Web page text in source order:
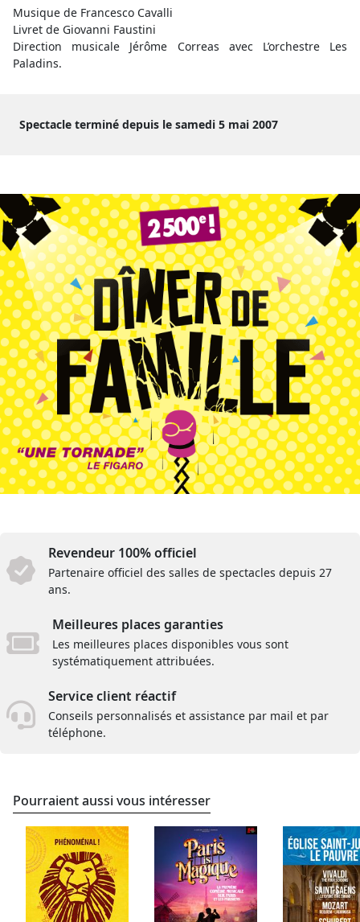
Musique de Francesco Cavalli
Livret de Giovanni Faustini
Direction musicale Jérôme Correas avec L’orchestre Les
Paladins.
Spectacle terminé depuis le samedi 5 mai 2007
Revendeur 100% officiel
Partenaire officiel des salles de spectacles depuis 27
ans.
Meilleures places garanties
Les meilleures places disponibles vous sont
systématiquement attribuées.
Service client réactif
Conseils personnalisés et assistance par mail et par
téléphone.
Pourraient aussi vous intéresser